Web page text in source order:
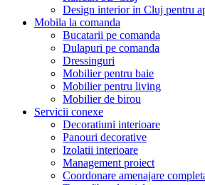
Design interior in Cluj pentru
Mobila la comanda
Bucatarii pe comanda
Dulapuri pe comanda
Dressinguri
Mobilier pentru baie
Mobilier pentru living
Mobilier de birou
Servicii conexe
Decoratiuni interioare
Panouri decorative
Izolatii interioare
Management proiect
Coordonare amenajare